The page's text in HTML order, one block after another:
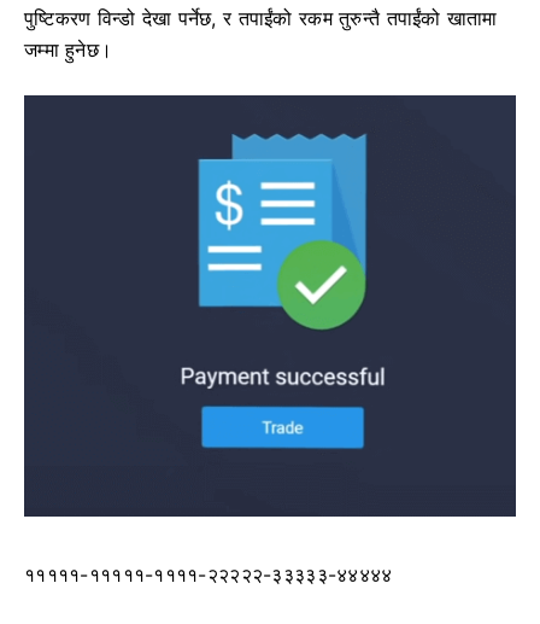
पुष्टिकरण विन्डो देखा पर्नेछ, र तपाईंको रकम तुरुन्तै तपाईंको खातामा
जम्मा हुनेछ।
१११११-१११११-११११-२२२२२-३३३३३-४४४४४